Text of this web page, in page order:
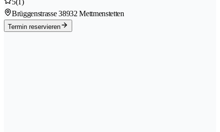
5(1)
Brüggenstrasse 38932 Mettmenstetten
Termin reservieren